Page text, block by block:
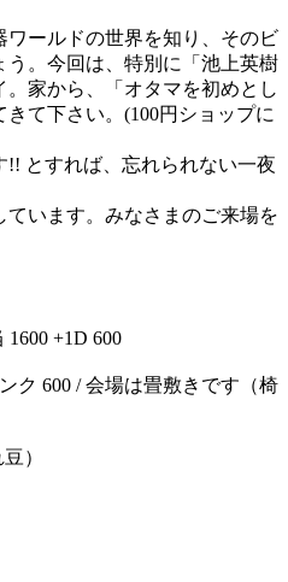
ールドの世界を知り、そのビ
。今回は、特別に「池上英樹
。家から、「オタマを初めとし
て下さい。(100円ショップに
とすれば、忘れられない一夜
います。みなさまのご来場を
1600 +1D 600
ク 600 / 会場は畳敷きです（椅
）